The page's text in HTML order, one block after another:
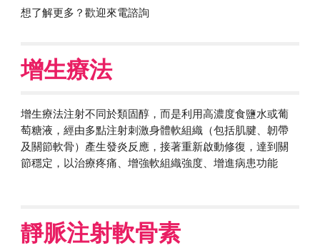
想了解更多？歡迎來電諮詢
增生療法
增生療法注射不同於類固醇，而是利用高濃度食鹽水或葡
萄糖液，經由多點注射刺激身體軟組織（包括肌腱、韌帶
及關節軟骨）產生發炎反應，接著重新啟動修復，達到關
節穩定，以治療疼痛、增強軟組織強度、增進病患功能
靜脈注射軟骨素